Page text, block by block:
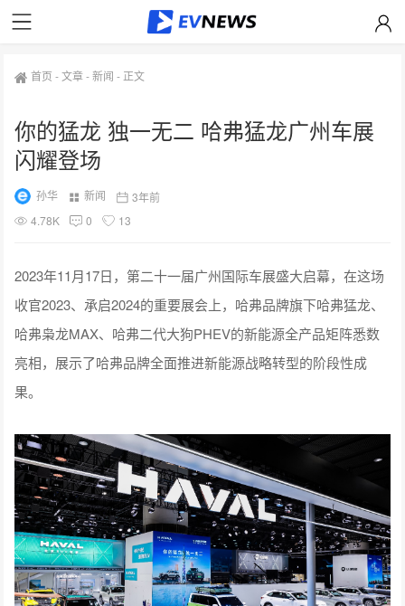
首页 -文章-新闻 - 正文
你的猛龙 独一无二 哈弗猛龙广州车展
闪耀登场
孙华 新闻
3年前
4.78K
0 13
2023年11月17日，第二十一届广州国际车展盛大启幕，在这场
收官2023、承启2024的重要展会上，哈弗品牌旗下哈弗猛龙、
哈弗枭龙MAX、哈弗二代大狗PHEV的新能源全产品矩阵悉数
亮相，展示了哈弗品牌全面推进新能源战略转型的阶段性成
果。